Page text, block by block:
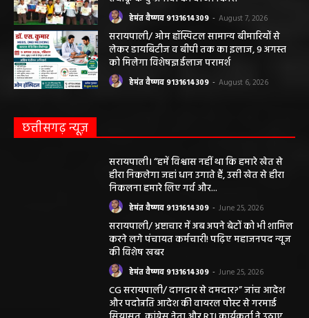
सरायपाली/ ओम हॉस्पिटल सामान्य बीमारियों से
लेकर डायबिटीज व बीपी तक का इलाज, 9 अगस्त
को मिलेगा विशेषज्ञ ईलाज परामर्श
हेमंत वैष्णव 9131614309 - August 6, 2026
सरायपाली। “हमें विश्वास नहीं था कि हमारे खेत से
हीरा निकलेगा जहां धान उगाते हैं, उसी खेत से हीरा
निकलना हमारे लिए गर्व और...
हेमंत वैष्णव 9131614309 -
सरायपाली/ भ्रष्टाचार में अब अपने बेटों को भी शामिल
करने लगे पंचायत कर्मचारी! पढ़िए महाजनपद न्यूज
की विशेष खबर
हेमंत वैष्णव 9131614309
CG सरायपाली/ दागदार से दमदार?” जांच आदेश
और पदोन्नति आदेश की वायरल पोस्ट से गरमाई
सियासत, कांग्रेस नेता और RTI कार्यकर्ता ने उठाए
सवाल